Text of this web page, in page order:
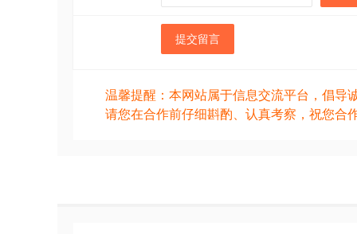
提交留言
温馨提醒：本网站属于信息交流平台，倡导
请您在合作前仔细斟酌、认真考察，祝您合